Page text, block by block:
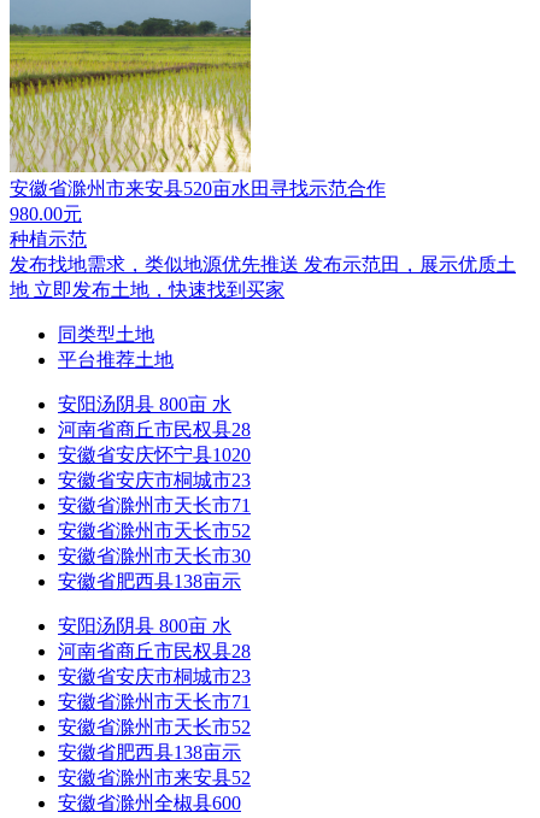
安徽省滁州市来安县520亩水田寻找示范合作
980.00元
种植示范
发布找地需求，类似地源优先推送 发布示范田，展示优质土
地 立即发布土地，快速找到买家
同类型土地
平台推荐土地
安阳汤阴县 800亩 水
河南省商丘市民权县28
安徽省安庆怀宁县1020
安徽省安庆市桐城市23
安徽省滁州市天长市71
安徽省滁州市天长市52
安徽省滁州市天长市30
安徽省肥西县138亩示
安阳汤阴县 800亩 水
河南省商丘市民权县28
安徽省安庆市桐城市23
安徽省滁州市天长市71
安徽省滁州市天长市52
安徽省肥西县138亩示
安徽省滁州市来安县52
安徽省滁州全椒县600